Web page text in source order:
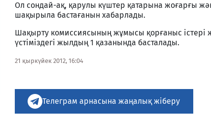
Ол сондай-ақ, қарулы күштер қатарына жоғарғы
шақырыла бастағанын хабарлады.
Шақырту комиссиясының жұмысы қорғаныс істері
үстіміздегі жылдың 1 қазанында басталады.
21 қыркүйек 2012, 16:04
Телеграм арнасына жаңалық жіберу